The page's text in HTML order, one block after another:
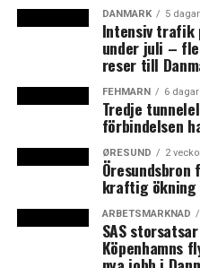
Att handeln med
minskar i stadskärnan är
Rapporten visar att i de 13
Blekinge och Kronobergs
alla utom tre.
Malmö Citysamverkans vd
positiva signaler framåt.
– 2014 känns positivt. Dels
nyetableringar vi har haft,
som är på gång, säger hon.
DANMARK 5
Intensiv trafik
under juli –
reser till
FEHMARN 6
Tredje
förbindelsen
ØRESUND 2
kraftig
ARBETSMARKNAD
SAS
Köpenhamns